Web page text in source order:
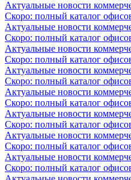
Актуальные новости
Скоро: полный каталог
Актуальные новости
Скоро: полный каталог
Актуальные новости
Скоро: полный каталог
Актуальные новости
Скоро: полный каталог
Актуальные новости
Скоро: полный каталог
Актуальные новости
Скоро: полный каталог
Актуальные новости
Скоро: полный каталог
Актуальные новости
Скоро: полный каталог